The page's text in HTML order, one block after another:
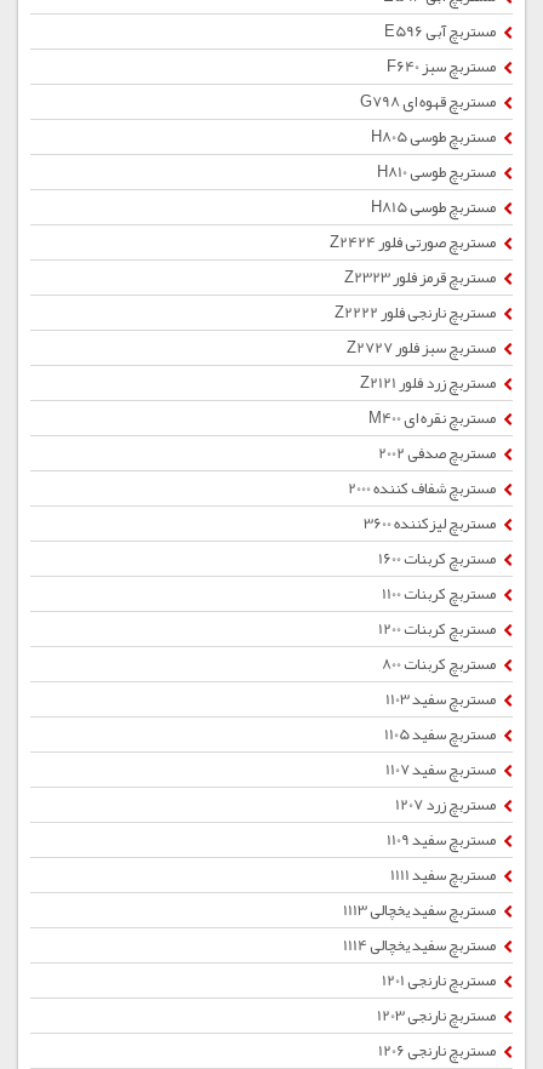
مستربچ آبی E596
مستربچ سبز F640
مستربچ قهوه ای G798
مستربچ طوسی H805
مستربچ طوسی H810
مستربچ طوسی H815
مستربچ صورتی فلور Z2424
مستربچ قرمز فلور Z2323
مستربچ نارنجی فلور Z2222
مستربچ سبز فلور Z2727
مستربچ زرد فلور Z2121
مستربچ نقره ای M400
مستربچ صدفی 2002
مستربچ شفاف کننده 2000
مستربچ لیزکننده 3600
مستربچ کربنات 1600
مستربچ کربنات 1100
مستربچ کربنات 1200
مستربچ کربنات 800
مستربچ سفید 1103
مستربچ سفید 1105
مستربچ سفید 1107
مستربچ زرد 1207
مستربچ سفید 1109
مستربچ سفید 1111
مستربچ سفید یخچالی 1113
مستربچ سفید یخچالی 1114
مستربچ نارنجی 1201
مستربچ نارنجی 1203
مستربچ نارنجی 1206